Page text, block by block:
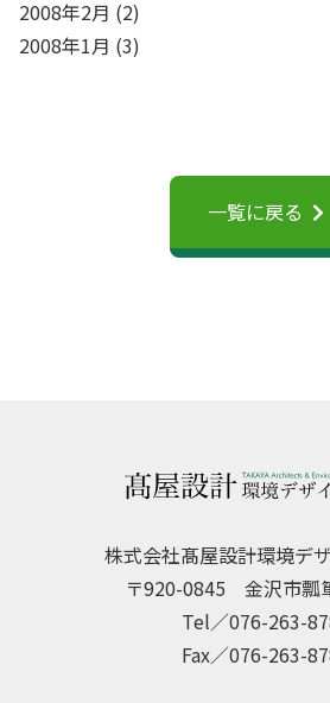
2008年2月 (2)
2008年1月 (3)
一覧に戻る
株式会社髙屋設計環境デ
〒920-0845 金沢市瓢
Tel／076-263-
Fax／076-263-